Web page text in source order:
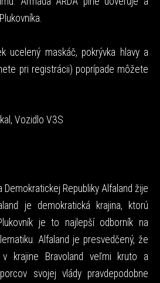
ucelený maskáč, pokrývka hlavy a
pri registrácii) poprípade môžete
Vozidlo V3S
Demokratickej Republiky Alfaland žije
je demokratická krajina, ktorú
je to najlepší odborník na
Alfaland je presvedčený, že
v krajine Bravoland veľmi kruto a
svojej vlády pravdepodobne